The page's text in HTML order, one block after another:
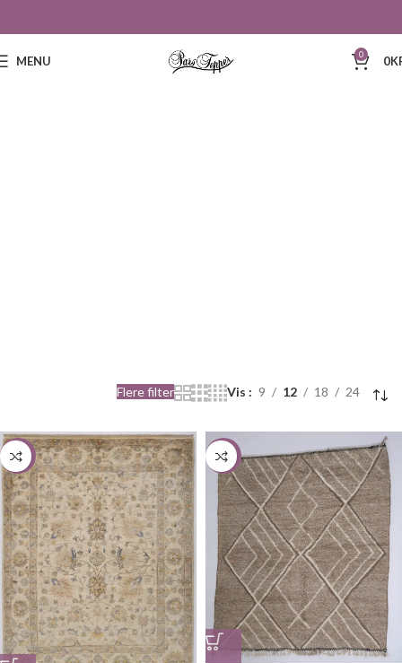
MENU 0 0
Flere filter Vis 9 12 18 24
-33% -70%